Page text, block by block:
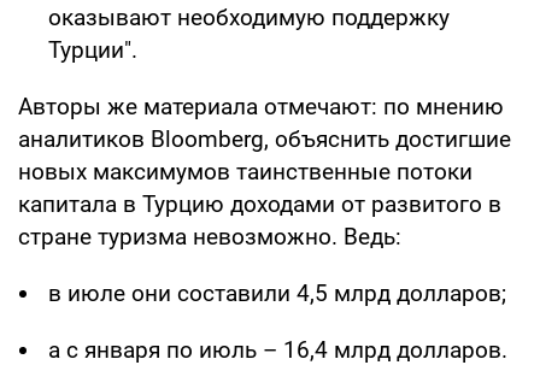
оказывают необходимую поддержку
Турции".
Авторы же материала отмечают: по мнению
аналитиков Bloomberg, объяснить достигшие
новых максимумов таинственные потоки
капитала в Турцию доходами от развитого в
стране туризма невозможно. Ведь:
в июле они составили 4,5 млрд долларов;
а с января по июль – 16,4 млрд долларов.